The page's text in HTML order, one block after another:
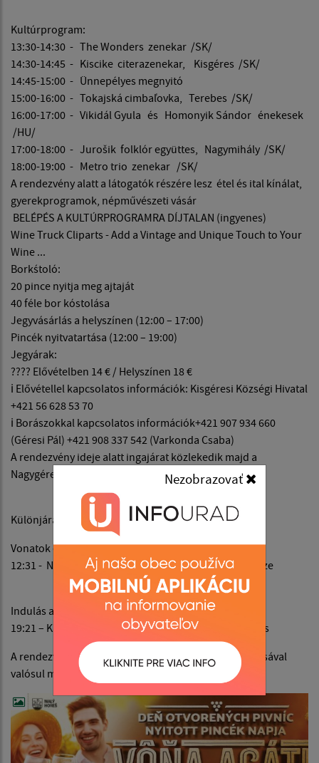
Kultúrprogram:
13:30-14:30 - The Wonders zenekar /SK/
14:30-14:45 - Kiscike citerazenekar, Kisgéres /SK/
14:45-15:00 - Ünnepélyes megnyitó
15:00-16:00 - Tokajská cimbaľovka, Terebes /SK/
16:00-17:00 - Vikidál Gyula és Homonyik Sándor énekesek
/HU/
17:00-18:00 - Jurošik folklór együttes, Nagymihály /SK/
18:00-19:00 - Metro trio zenekar /SK/
A rendezvény alatt a látogatók részére lesz étel és ital kínálat,
gyerekprogramok, népművészeti vásár
BELÉPÉS A KULTÚRPROGRAMRA DÍJTALAN (ingyenes)
Wine Truck Cliparts - Add a Vintage and Unique Touch to Your
Wine ...
Borkśtoló:
20 pince nyitja meg ajtaját
40 féle bor kóstolása
Jegyvásárlás a helyszínen (12:00 – 17:00)
Pincék nyitvatartása (12:00 – 19:00)
Jegyárak:
???? Elővételben 14 € / Helyszínen 18 €
ℹ Elővétellel kapcsolatos információk: Kisgéresi Községi Hivatal
+421 56 628 53 70
ℹ Borászokkal kapcsolatos információk+421 907 934 660
(Géresi Pál) +421 908 337 542 (Varkonda Csaba)
A rendezvény ideje alatt ingajárat közlekedik majd a
Nagygéresi Vasútállomásról, napi 2x
Különjáratok:
Vonatok érkezése Kassáról:
12:31 - Nagygéres vasútállomás - Kisgéres pincék köze
Indulás a vonathoz Kassára:
19:21 – Kisgéres pincék köze - Nagygéres vasútállomás
A rendezvény a Kassa önkormányzati vidék támogatásával
valósul meg a Terra Incognita programból
Nezobrazovať